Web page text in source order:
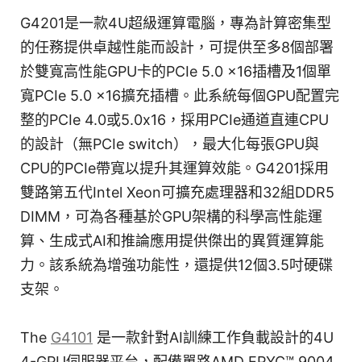
G4201是一款4U超級運算電腦，專為計算密集型
的任務提供卓越性能而設計，可提供至多8個部署
於雙寬高性能GPU卡的PCIe 5.0 x16插槽及1個單
寬PCIe 5.0 x16擴充插槽。此系統每個GPU配置完
整的PCIe 4.0或5.0x16，採用PCIe通道直連CPU
的設計（無PCIe switch），最大化每張GPU與
CPU的PCIe帶寬以提升其運算效能。G4201採用
雙路第五代Intel Xeon可擴充處理器和32組DDR5
DIMM，可為各種基於GPU架構的科學高性能運
算、生成式AI和推論應用提供傑出的異質運算能
力。該系統為增強功能性，還提供12個3.5吋硬碟
支架。
The G4101 是一款針對AI訓練工作負載設計的4U